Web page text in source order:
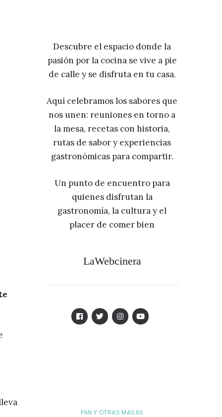
Descubre el espacio donde la
pasión por la cocina se vive a pie
de calle y se disfruta en tu casa.
Aquí celebramos los sabores que
nos unen: reuniones en torno a
la mesa, recetas con historia,
rutas de sabor y experiencias
gastronómicas para compartir.
Un punto de encuentro para
quienes disfrutan la
gastronomía, la cultura y el
placer de comer bien
LaWebcinera
PAN Y OTRAS MASAS